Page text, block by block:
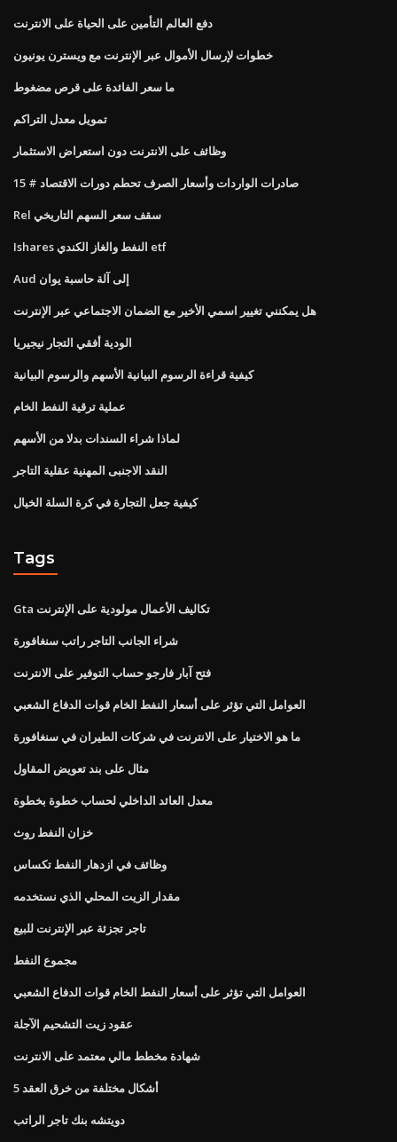
دفع العالم التأمين على الحياة على الانترنت
خطوات لإرسال الأموال عبر الإنترنت مع ويسترن يونيون
ما سعر الفائدة على قرص مضغوط
تمويل معدل التراكم
وظائف على الانترنت دون استعراض الاستثمار
صادرات الواردات وأسعار الصرف تحطم دورات الاقتصاد # 15
Rel سقف سعر السهم التاريخي
Ishares النفط والغاز الكندي etf
Aud إلى آلة حاسبة يوان
هل يمكنني تغيير اسمي الأخير مع الضمان الاجتماعي عبر الإنترنت
الودية أفقي التجار نيجيريا
كيفية قراءة الرسوم البيانية الأسهم والرسوم البيانية
عملية ترقية النفط الخام
لماذا شراء السندات بدلا من الأسهم
النقد الاجنبى المهنية عقلية التاجر
كيفية جعل التجارة في كرة السلة الخيال
Tags
Gta تكاليف الأعمال مولودية على الإنترنت
شراء الجانب التاجر راتب سنغافورة
فتح آبار فارجو حساب التوفير على الانترنت
العوامل التي تؤثر على أسعار النفط الخام قوات الدفاع الشعبي
ما هو الاختيار على الانترنت في شركات الطيران في سنغافورة
مثال على بند تعويض المقاول
معدل العائد الداخلي لحساب خطوة بخطوة
خزان النفط روث
وظائف في ازدهار النفط تكساس
مقدار الزيت المحلي الذي نستخدمه
تاجر تجزئة عبر الإنترنت للبيع
مجموع النفط
العوامل التي تؤثر على أسعار النفط الخام قوات الدفاع الشعبي
عقود زيت التشحيم الآجلة
شهادة مخطط مالي معتمد على الانترنت
5 أشكال مختلفة من خرق العقد
دويتشه بنك تاجر الراتب